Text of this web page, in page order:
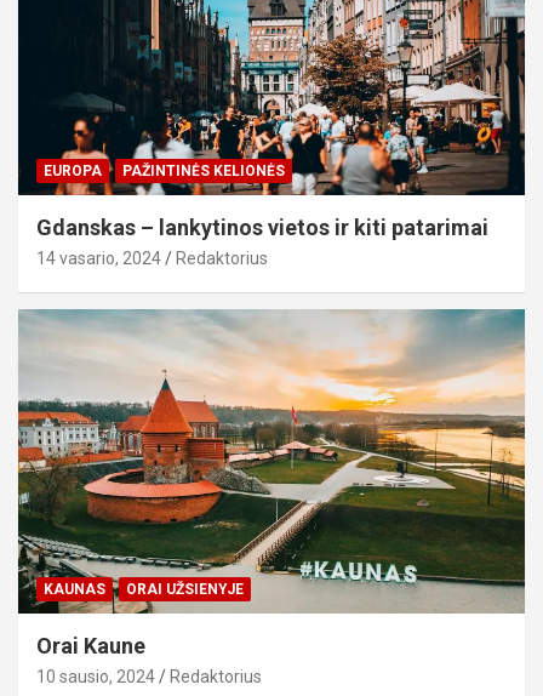
EUROPA PAŽINTINĖS KELIONĖS
Gdanskas – lankytinos vietos ir kiti patarimai
14 vasario, 2024 Redaktorius
KAUNAS ORAI UŽSIENYJE
Orai Kaune
10 sausio, 2024 Redaktorius